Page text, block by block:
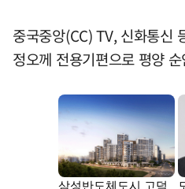
중국중앙(CC) TV, 신화통신
정오께 전용기편으로 평양